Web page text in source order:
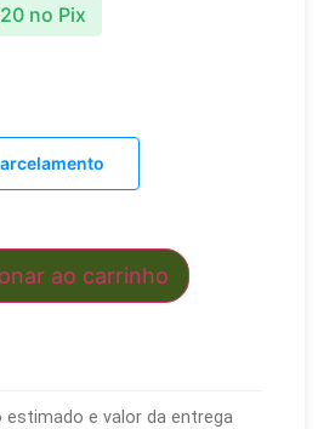
no Pix
ao carrinho
estimado e valor da entrega